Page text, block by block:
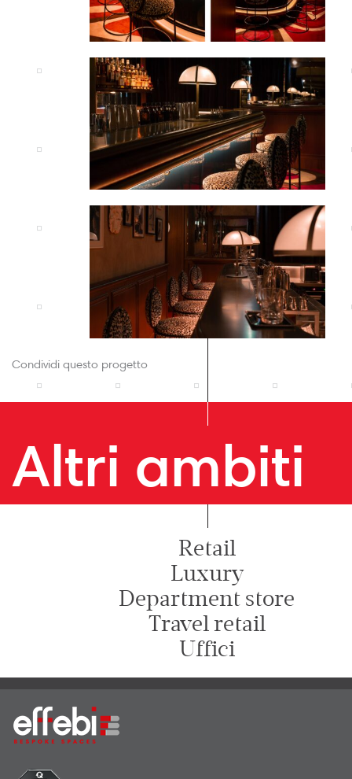
Condividi questo progetto
Altri ambiti
Retail
Luxury
Department store
Travel retail
Uffici